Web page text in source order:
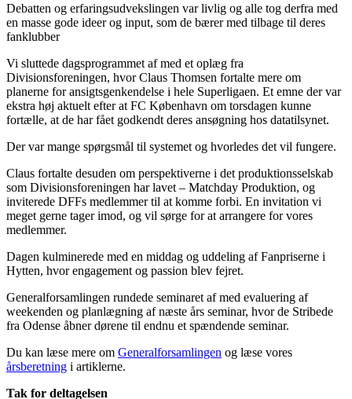
Debatten og erfaringsudvekslingen var livlig og alle tog derfra med
en masse gode ideer og input, som de bærer med tilbage til deres
fanklubber
Vi sluttede dagsprogrammet af med et oplæg fra
Divisionsforeningen, hvor Claus Thomsen fortalte mere om
planerne for ansigtsgenkendelse i hele Superligaen. Et emne der var
ekstra høj aktuelt efter at FC København om torsdagen kunne
fortælle, at de har fået godkendt deres ansøgning hos datatilsynet.
Der var mange spørgsmål til systemet og hvorledes det vil fungere.
Claus fortalte desuden om perspektiverne i det produktionsselskab
som Divisionsforeningen har lavet – Matchday Produktion, og
inviterede DFFs medlemmer til at komme forbi. En invitation vi
meget gerne tager imod, og vil sørge for at arrangere for vores
medlemmer.
Dagen kulminerede med en middag og uddeling af Fanpriserne i
Hytten, hvor engagement og passion blev fejret.
Generalforsamlingen rundede seminaret af med evaluering af
weekenden og planlægning af næste års seminar, hvor de Stribede
fra Odense åbner dørene til endnu et spændende seminar.
Du kan læse mere om Generalforsamlingen og læse vores
årsberetning i artiklerne.
Tak for deltagelsen